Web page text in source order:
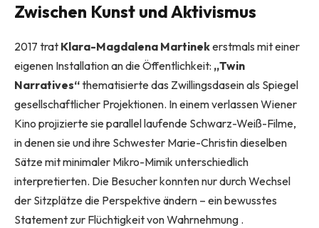
Zwischen Kunst und Aktivismus
2017 trat Klara-Magdalena Martinekerstmals mit einer
eigenen Installation an die Öffentlichkeit: „Twin
Narratives“thematisierte das Zwillingsdasein als Spiegel
gesellschaftlicher Projektionen. In einem verlassen Wiener
Kino projizierte sie parallel laufende Schwarz-Weiß-Filme,
in denen sie und ihre Schwester Marie-Christin dieselben
Sätze mit minimaler Mikro-Mimik unterschiedlich
interpretierten. Die Besucher konnten nur durch Wechsel
der Sitzplätze die Perspektive ändern – ein bewusstes
Statement zur Flüchtigkeit von Wahrnehmung .